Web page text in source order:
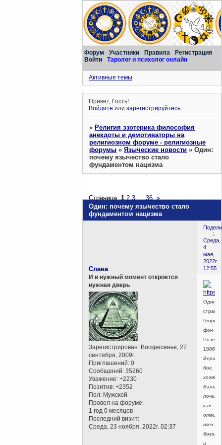
Форум Участники Правила
Регистрация
Войти
Таролог и психолог онлайн
Активные темы
Привет, Гость!
Войдите илизарегистрируйтесь.
»Религия эзотерика философия
анекдоты и демотиваторы на
религиозном форуме - религиозные
форумы »Языческие новости »Один:
почему язычество стало
фундаментом нацизма
Один: почему язычество стало
фундаментом нацизма
Страница:1 2 3 … 36 »
1
Среда,
4
мая,
2022г.
12:55
Слава
И в нужный момент откроется
нужная дверь
Зарегистрирован: Воскресенье, 27
сентября, 2009г.
Приглашений: 0
Сообщений: 35260
Уважение: +2230
Позитив: +2352
Пол: Мужской
Провел на форуме:
1 год 0 месяцев
Последний визит:
Среда, 23 ноября, 2022г. 02:37
Один-
Георг
фон
Розен,
1886
бог,
хозяин
как
отец
всех
богов
и